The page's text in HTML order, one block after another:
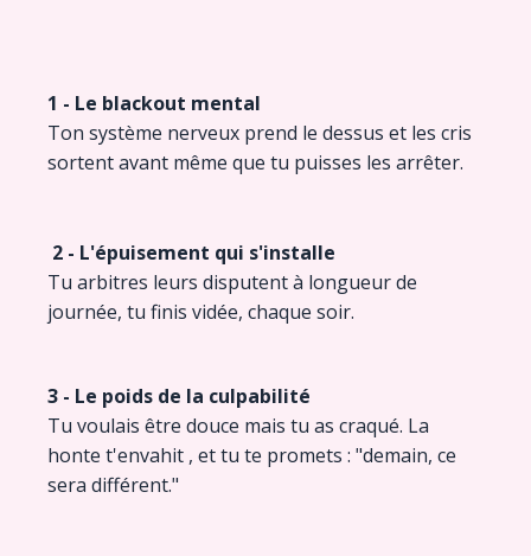
1 - Le blackout mental
Ton système nerveux prend le dessus et les cris
sortent avant même que tu puisses les arrêter.
2 - L'épuisement qui s'installe
Tu arbitres leurs disputent à longueur de
journée, tu finis vidée, chaque soir.
3 - Le poids de la culpabilité
Tu voulais être douce mais tu as craqué. La
honte t'envahit , et tu te promets : "demain, ce
sera différent."